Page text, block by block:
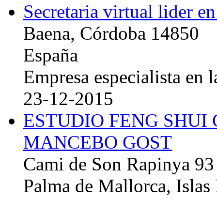
Secretaria virtual lider
Baena, Córdoba 14850
España
Empresa especialista en
23-12-2015
ESTUDIO FENG
MANCEBO GOST
Cami de Son Rapinya 93
Palma de Mallorca, Islas